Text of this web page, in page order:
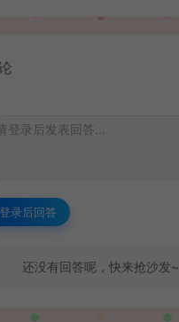
登录后回答
还没有回答呢，快来抢沙发~